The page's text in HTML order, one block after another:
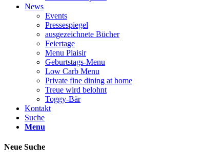
News
Events
Pressespiegel
ausgezeichnete Bücher
Feiertage
Menu Plaisir
Geburtstags-Menu
Low Carb Menu
Private fine dining at home
Treue wird belohnt
Toggy-Bär
Kontakt
Suche
Menu
Neue Suche